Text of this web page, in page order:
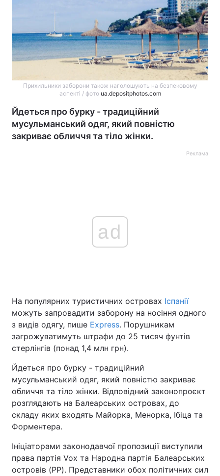
Прихильники заборони також наголошують на безпековому
аспекті / фото ua.depositphotos.com
Йдеться про бурку - традиційний
мусульманський одяг, який повністю
закриває обличчя та тіло жінки.
Реклама
ad
На популярних туристичних островах Іспанії
можуть запровадити заборону на носіння одного
з видів одягу, пише Express. Порушникам
загрожуватимуть штрафи до 25 тисяч фунтів
стерлінгів (понад 1,4 млн грн).
Йдеться про бурку - традиційний
мусульманський одяг, який повністю закриває
обличчя та тіло жінки. Відповідний законопроєкт
розглядають на Балеарських островах, до
складу яких входять Майорка, Менорка, Ібіца та
Форментера.
Ініціаторами законодавчої пропозиції виступили
права партія Vox та Народна партія Балеарських
островів (PP). Представники обох політичних сил